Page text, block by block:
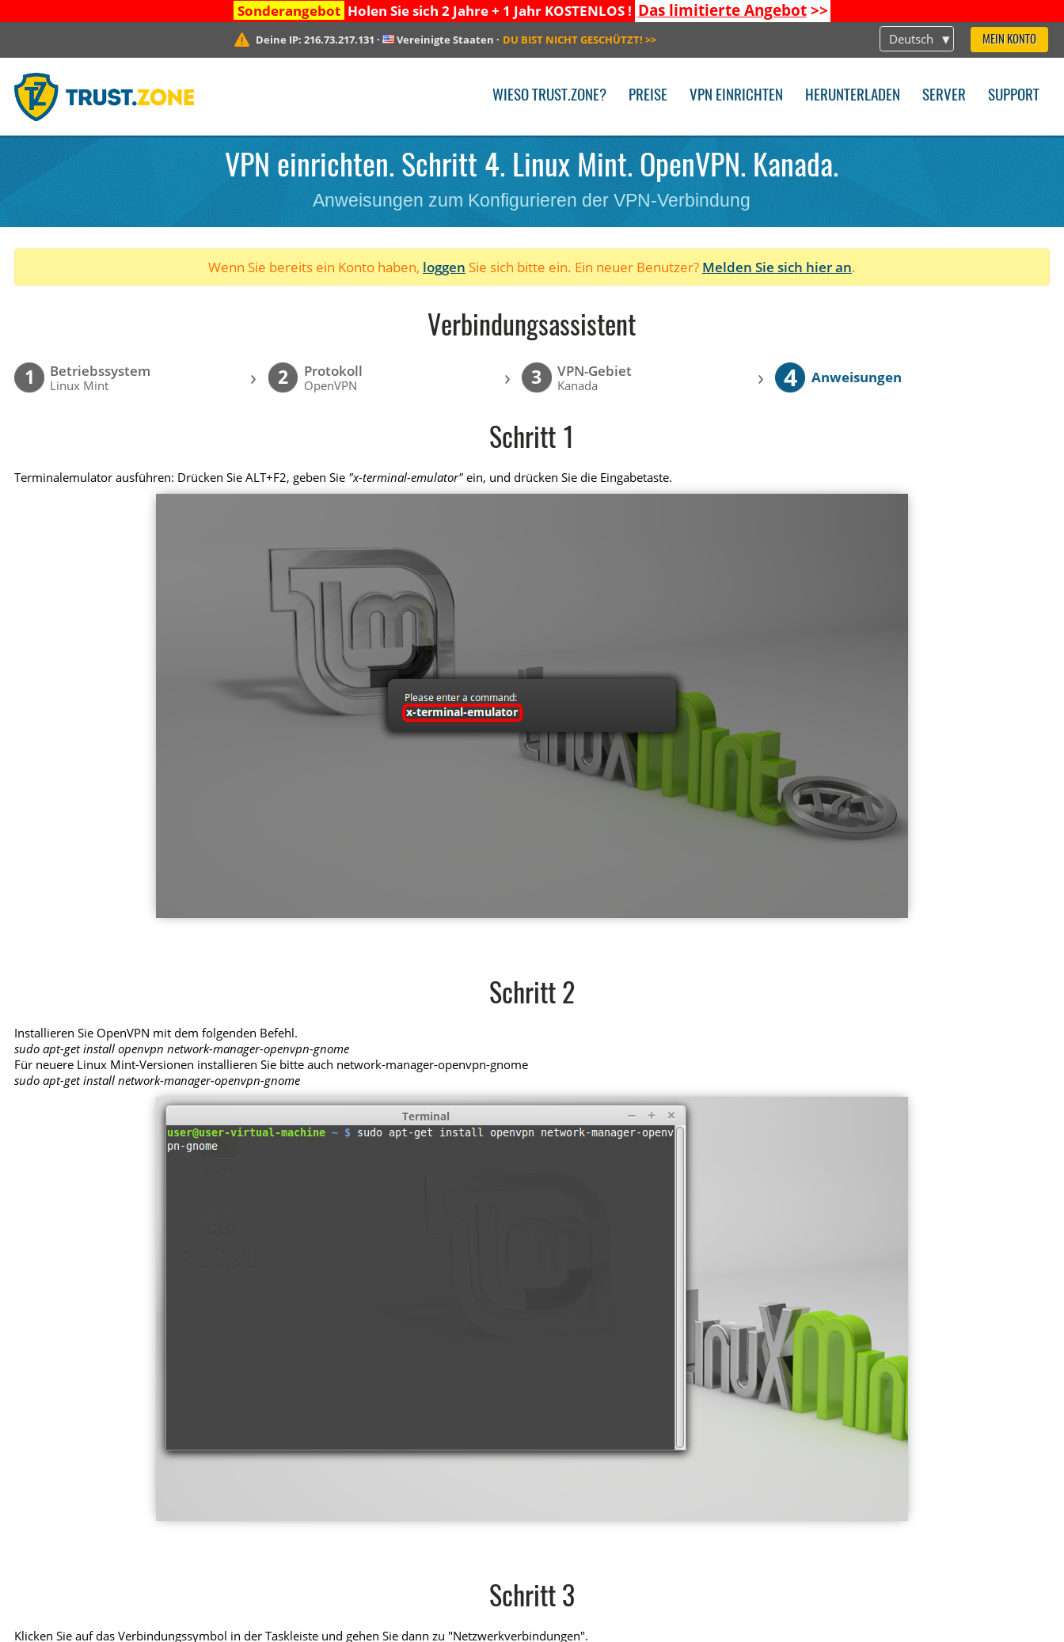
Sonderangebot Holen Sie sich 2 Jahre + 1 Jahr KOSTENLOS ! Das limitierte Angebot>>
Deutsch MEIN KONTO
Deine IP: 216.73.217.131 · Vereinigte Staaten · DU BIST NICHT GESCHÜTZT! >>
WIESO TRUST.ZONE? PREISE VPN EINRICHTEN HERUNTERLADEN SERVER SUPPORT
VPN einrichten. Schritt 4. Linux Mint. OpenVPN. Kanada.
Anweisungen zum Konfigurieren der VPN-Verbindung
Wenn Sie bereits ein Konto haben, loggen Sie sich bitte ein. Ein neuer Benutzer? Melden Sie sich hier an.
Verbindungsassistent
1 Betriebssystem
Linux Mint › 2 Protokoll
OpenVPN › 3 VPN-Gebiet
Kanada › 4 Anweisungen
Schritt 1
Terminalemulator ausführen: Drücken Sie ALT+F2, geben Sie "x-terminal-emulator" ein, und drücken Sie die Eingabetaste.
Schritt 2
Installieren Sie OpenVPN mit dem folgenden Befehl.
sudo apt-get install openvpn network-manager-openvpn-gnome
Für neuere Linux Mint-Versionen installieren Sie bitte auch network-manager-openvpn-gnome
sudo apt-get install network-manager-openvpn-gnome
Schritt 3
Klicken Sie auf das Verbindungssymbol in der Taskleiste und gehen Sie dann zu "Netzwerkverbindungen".